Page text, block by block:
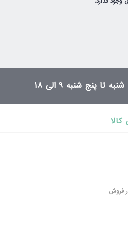
شنبه تا پنج شنبه 9 الی 18
فروش